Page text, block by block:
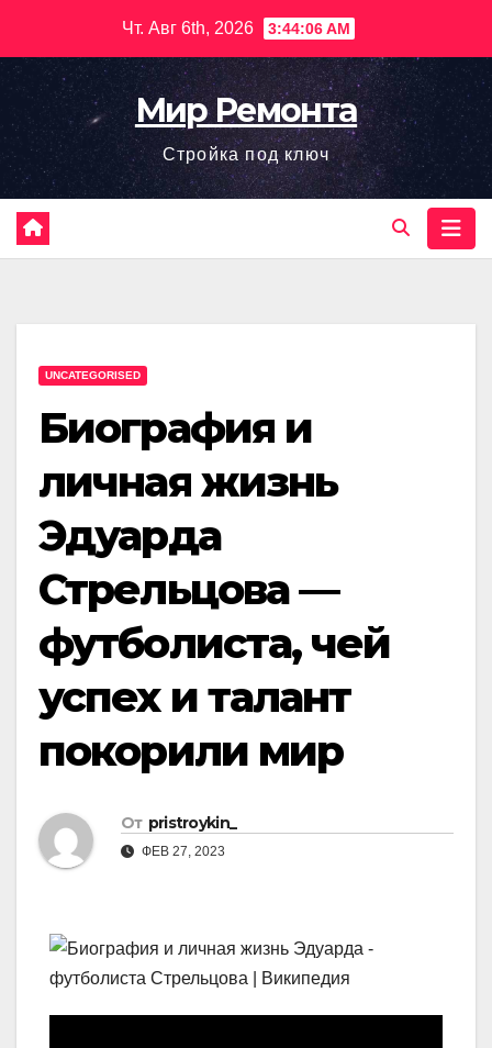
содержимому
Чт. Авг 6th, 2026 3:44:07 AM
Мир Ремонта
Стройка под ключ
UNCATEGORISED
Биография и
личная жизнь
Эдуарда
Стрельцова —
футболиста, чей
успех и талант
покорили мир
От pristroykin_
ФЕВ 27, 2023